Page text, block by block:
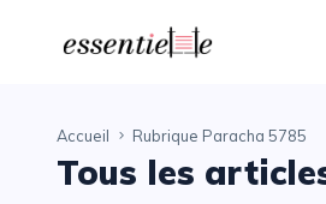
Accueil Rubrique Paracha 5785
Tous les